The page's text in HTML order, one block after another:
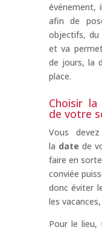
événement,
afin de
objectifs, du
et va
de jours, la
place.
Choisir
de votre
Vous
la date de
faire en
conviée
donc éviter
les
Pour le lieu,